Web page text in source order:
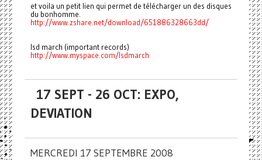
et voila un petit lien qui permet de télécharger un des disques
du bonhomme.
http://www.zshare.net/download/651886328663dd/
lsd march (important records)
http://www.myspace.com/lsdmarch
17 SEPT - 26 OCT: EXPO,
DEVIATION
MERCREDI 17 SEPTEMBRE 2008